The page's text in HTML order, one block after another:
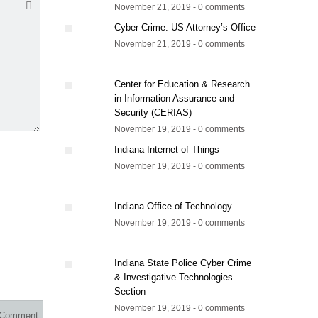
November 21, 2019 - 0 comments
Cyber Crime: US Attorney’s Office
November 21, 2019 - 0 comments
Center for Education & Research
in Information Assurance and
Security (CERIAS)
November 19, 2019 - 0 comments
Indiana Internet of Things
November 19, 2019 - 0 comments
Indiana Office of Technology
November 19, 2019 - 0 comments
Indiana State Police Cyber Crime
& Investigative Technologies
Section
November 19, 2019 - 0 comments